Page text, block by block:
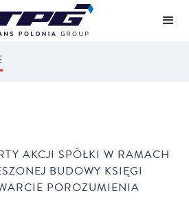
AKCJI SPÓŁKI W RAMACH
BUDOWY KSIĘGI
POROZUMIENIA